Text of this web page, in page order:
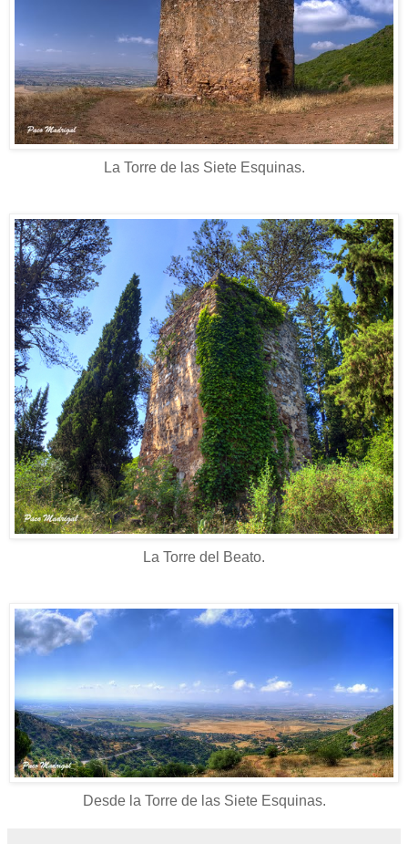
La Torre de las Siete Esquinas.
La Torre del Beato.
Desde la Torre de las Siete Esquinas.